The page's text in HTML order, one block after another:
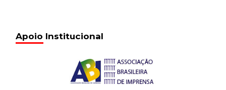
Apoio Institucional